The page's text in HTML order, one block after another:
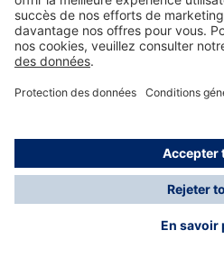
A propos de Dräger
Informations
*Les taxes et les frais
dans les prix indiqués, sauf
supplémentaires peuvent